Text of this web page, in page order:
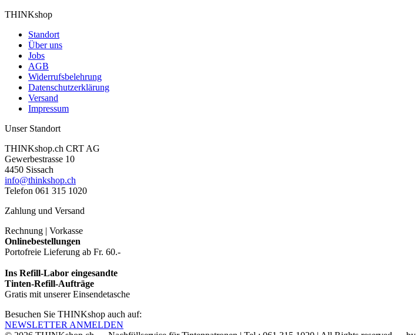
THINKshop
Standort
Über uns
Jobs
AGB
Widerrufsbelehrung
Datenschutzerklärung
Versand
Impressum
Unser Standort
THINKshop.ch CRT AG
Gewerbestrasse 10
4450 Sissach
info@thinkshop.ch
Telefon 061 315 1020
Zahlung und Versand
Rechnung | Vorkasse
Onlinebestellungen
Portofreie Lieferung ab Fr. 60.-
Ins Refill-Labor eingesandte
Tinten-Refill-Aufträge
Gratis mit unserer Einsendetasche
Besuchen Sie THINKshop auch auf:
NEWSLETTER ANMELDEN